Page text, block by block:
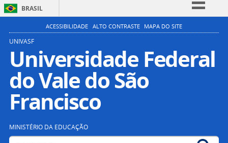
BRASIL
Simplifique!
Participe
Acesso à informação
Legislação
ACESSIBILIDADE ALTO CONTRASTE MAPA DO SITE
UNIVASF
Universidade Federal
do Vale do São
Francisco
MINISTÉRIO DA EDUCAÇÃO
Buscar no portal